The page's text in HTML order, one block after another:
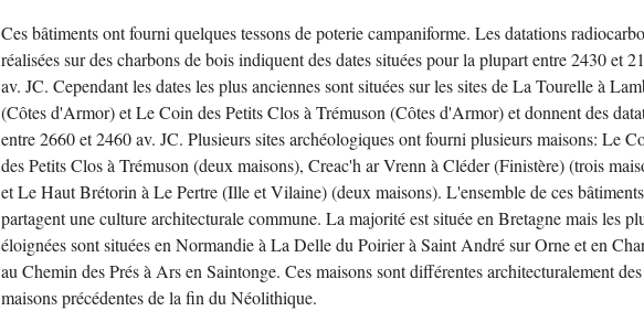
Ces bâtiments ont fourni quelques tessons de poterie campaniforme. Les datations
réalisées sur des charbons de bois indiquent des dates situées pour la plupart entre 2430 et
av. JC. Cependant les dates les plus anciennes sont situées sur les sites de La Tourelle à
(Côtes d'Armor) et Le Coin des Petits Clos à Trémuson (Côtes d'Armor) et donnent des
entre 2660 et 2460 av. JC. Plusieurs sites archéologiques ont fourni plusieurs maisons: Le
des Petits Clos à Trémuson (deux maisons), Creac'h ar Vrenn à Cléder (Finistère) (trois
et Le Haut Brétorin à Le Pertre (Ille et Vilaine) (deux maisons). L'ensemble de ces bâtiments
partagent une culture architecturale commune. La majorité est située en Bretagne mais les
éloignées sont situées en Normandie à La Delle du Poirier à Saint André sur Orne et en
au Chemin des Prés à Ars en Saintonge. Ces maisons sont différentes architecturalement des
maisons précédentes de la fin du Néolithique.